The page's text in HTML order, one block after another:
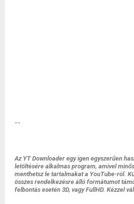
--
Az YT Downloader egy igen egyszerűen
letöltésére alkalmas program, amivel
menthetsz le tartalmakat a YouTube-ról.
összes rendelkezésre álló formátumot
felbontás esetén 3D, vagy FullHD. Kézzel